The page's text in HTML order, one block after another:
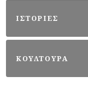
ΙΣΤΟΡΙΕΣ
ΚΟΥΛΤΟΥΡΑ